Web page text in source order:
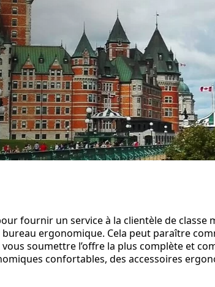
fournir un service à la clientèle de classe
ergonomique. Cela peut paraître
soumettre l’offre la plus complète et
confortables, des accessoires